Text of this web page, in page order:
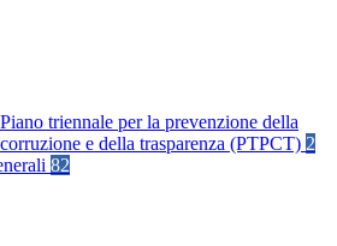
Piano triennale per la prevenzione della
corruzione e della trasparenza (PTPCT) 2
82